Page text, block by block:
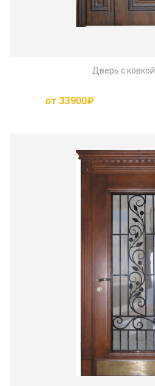
Дверь с ковкой
от 33900₽